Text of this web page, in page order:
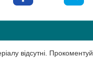
відсутні.